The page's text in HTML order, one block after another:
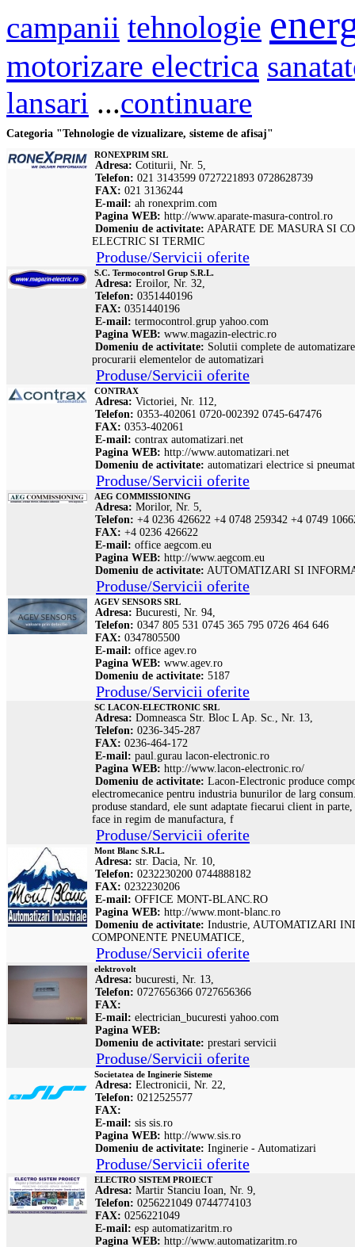
campanii tehnologie
motorizare electrica
lansari ...continuare
Categoria "Tehnologie de vizualizare, sisteme de afisaj"
RONEXPRIM SRL
Adresa: Cotiturii, Nr. 5,
Telefon: 021 3143599 0727221893 0728628739
FAX: 021 3136244
E-mail: ah ronexprim.com
Pagina WEB: http://www.aparate-masura-control.ro
Domeniu de activitate: APARATE DE MASURA SI
ELECTRIC SI TERMIC
Produse/Servicii oferite
S.C. Termocontrol Grup S.R.L.
Adresa: Eroilor, Nr. 32,
Telefon: 0351440196
FAX: 0351440196
E-mail: termocontrol.grup yahoo.com
Pagina WEB: www.magazin-electric.ro
Domeniu de activitate: Solutii complete de
procurarii elementelor de automatizari
Produse/Servicii oferite
CONTRAX
Adresa: Victoriei, Nr. 112,
Telefon: 0353-402061 0720-002392 0745-647476
FAX: 0353-402061
E-mail: contrax automatizari.net
Pagina WEB: http://www.automatizari.net
Domeniu de activitate: automatizari electrice si
Produse/Servicii oferite
AEG COMMISSIONING
Adresa: Morilor, Nr. 5,
Telefon: +4 0236 426622 +4 0748 259342 +4 0749
FAX: +4 0236 426622
E-mail: office aegcom.eu
Pagina WEB: http://www.aegcom.eu
Domeniu de activitate: AUTOMATIZARI SI
Produse/Servicii oferite
AGEV SENSORS SRL
Adresa: Bucuresti, Nr. 94,
Telefon: 0347 805 531 0745 365 795 0726 464 646
FAX: 0347805500
E-mail: office agev.ro
Pagina WEB: www.agev.ro
Domeniu de activitate: 5187
Produse/Servicii oferite
SC LACON-ELECTRONIC SRL
Adresa: Domneasca Str. Bloc L Ap. Sc., Nr. 13,
Telefon: 0236-345-287
FAX: 0236-464-172
E-mail: paul.gurau lacon-electronic.ro
Pagina WEB: http://www.lacon-electronic.ro/
Domeniu de activitate: Lacon-Electronic produce
electromecanice pentru industria bunurilor de larg
produse standard, ele sunt adaptate fiecarui client in
face in regim de manufactura, f
Produse/Servicii oferite
Mont Blanc S.R.L.
Adresa: str. Dacia, Nr. 10,
Telefon: 0232230200 0744888182
FAX: 0232230206
E-mail: OFFICE MONT-BLANC.RO
Pagina WEB: http://www.mont-blanc.ro
Domeniu de activitate: Industrie, AUTOMATIZARI
COMPONENTE PNEUMATICE,
Produse/Servicii oferite
elektrovolt
Adresa: bucuresti, Nr. 13,
Telefon: 0727656366 0727656366
FAX:
E-mail: electrician_bucuresti yahoo.com
Pagina WEB:
Domeniu de activitate: prestari servicii
Produse/Servicii oferite
Societatea de Inginerie Sisteme
Adresa: Electronicii, Nr. 22,
Telefon: 0212525577
FAX:
E-mail: sis sis.ro
Pagina WEB: http://www.sis.ro
Domeniu de activitate: Inginerie - Automatizari
Produse/Servicii oferite
ELECTRO SISTEM PROIECT
Adresa: Martir Stanciu Ioan, Nr. 9,
Telefon: 0256221049 0744774103
FAX: 0256221049
E-mail: esp automatizaritm.ro
Pagina WEB: http://www.automatizaritm.ro